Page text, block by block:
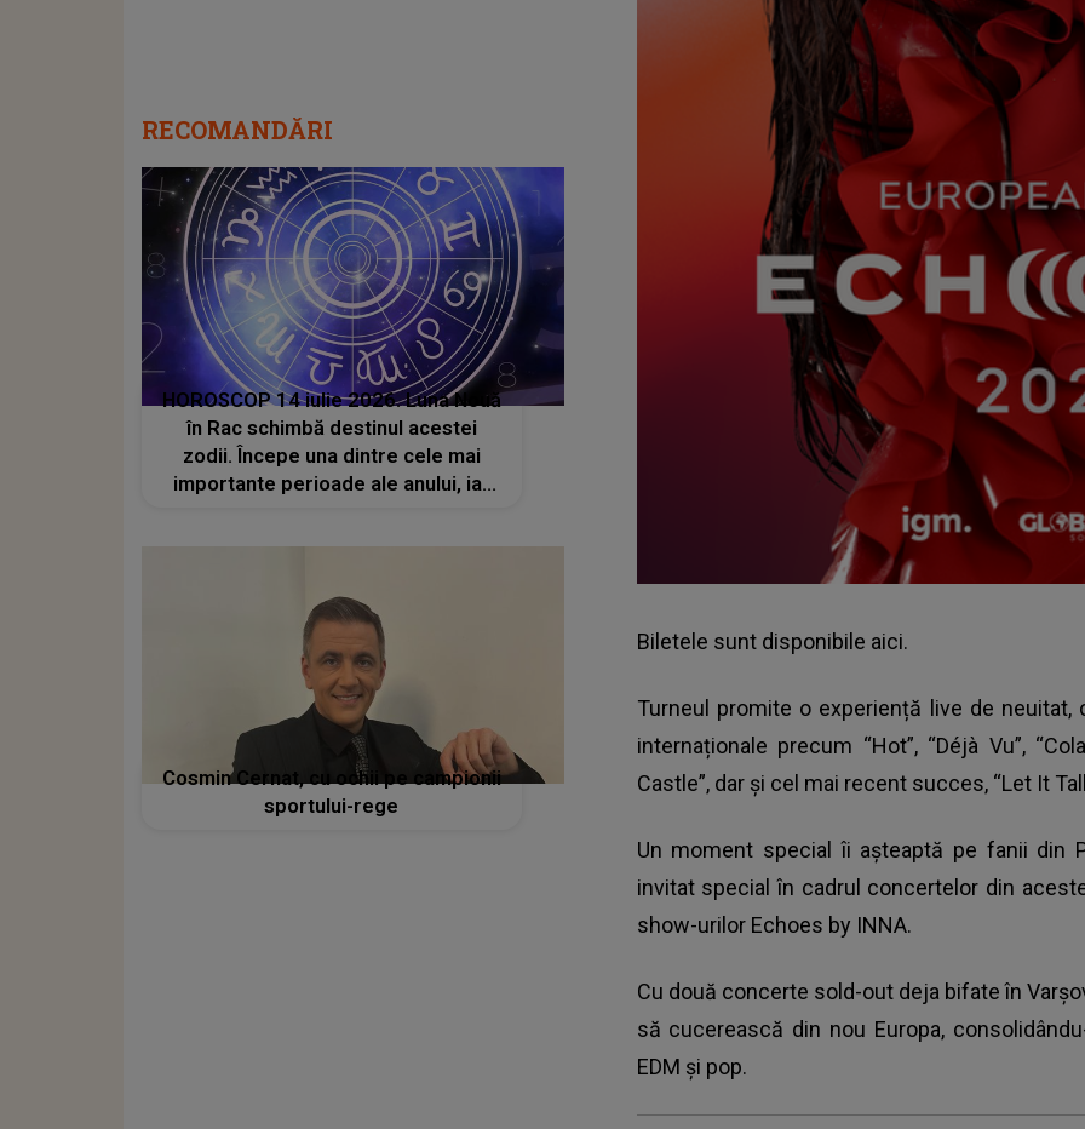
Biletele sunt disponibile aici.
Turneul promite o experiență live de
internaționale precum “Hot”, “Déjà Vu”,
Castle”, dar și cel mai recent succes, “Let It
Un moment special îi așteaptă pe fanii din
invitat special în cadrul concertelor din
show-urilor Echoes by INNA.
Cu două concerte sold-out deja bifate în
să cucerească din nou Europa,
EDM și pop.
RECOMANDĂRI
HOROSCOP 14 iulie 2026. Luna Nouă
în Rac schimbă destinul acestei
zodii. Începe una dintre cele mai
importante perioade ale anului, iar
Cosmin Cernat, cu ochii pe campionii
sportului-rege